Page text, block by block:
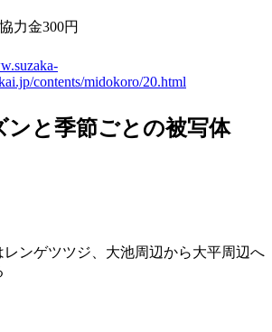
力金300円
contents/midokoro/20.html
ンと季節ごとの被写体
レンゲツツジ、大池周辺から大平周辺へ